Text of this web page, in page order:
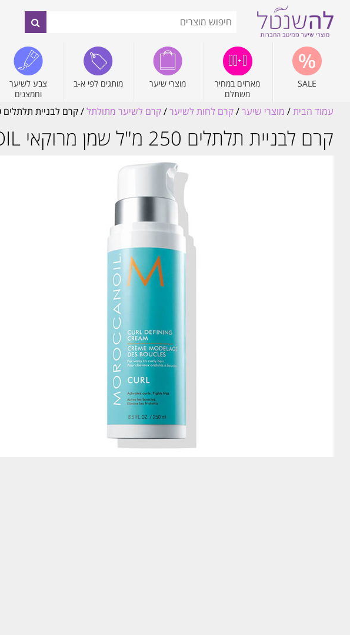
SALE
מארזים במחיר
משתלם
מוצרי שיער מותגים לפי א-ב
צבע לשיער
וחמצנים
עמוד הבית/ מוצרי שיער/קרם לחות לשיער/קרם לשיער מתולתל/ קרם לבניית תלתלים 250 מ"ל שמן מרוקאי MOROCCANOIL
קרם לבניית תלתלים 250 מ"ל שמן מרוקאי MOROCCANOIL